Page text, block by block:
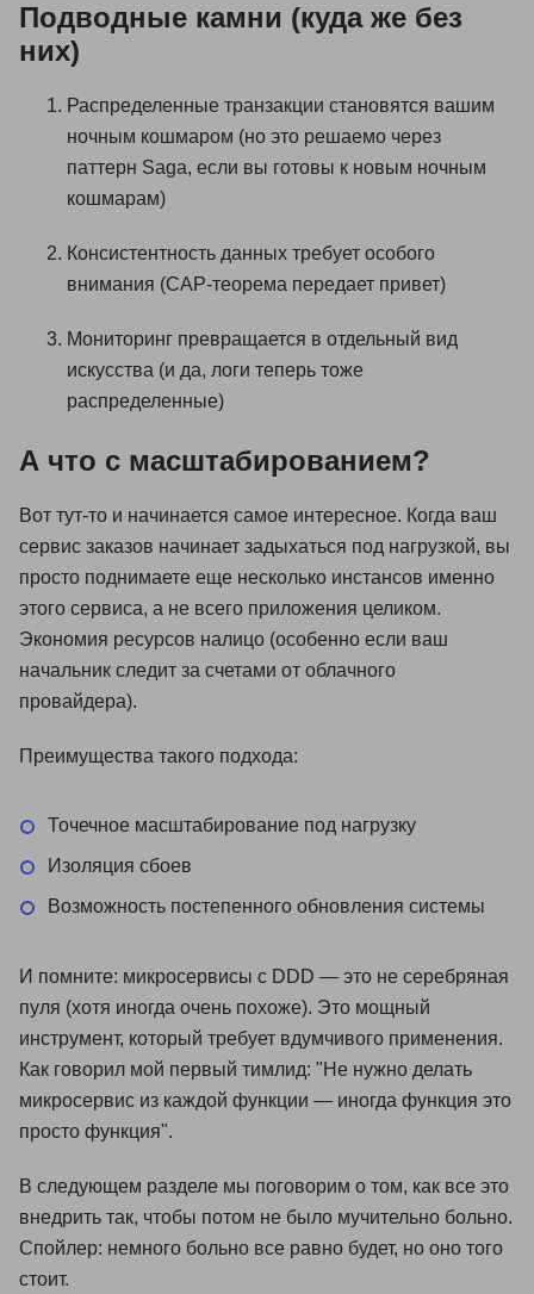
Подводные камни (куда же без
них)
Распределенные транзакции становятся вашим
ночным кошмаром (но это решаемо через
паттерн Saga, если вы готовы к новым ночным
кошмарам)
Консистентность данных требует особого
внимания (CAP-теорема передает привет)
Мониторинг превращается в отдельный вид
искусства (и да, логи теперь тоже
распределенные)
А что с масштабированием?
Вот тут-то и начинается самое интересное. Когда ваш
сервис заказов начинает задыхаться под нагрузкой, вы
просто поднимаете еще несколько инстансов именно
этого сервиса, а не всего приложения целиком.
Экономия ресурсов налицо (особенно если ваш
начальник следит за счетами от облачного
провайдера).
Преимущества такого подхода:
Точечное масштабирование под нагрузку
Изоляция сбоев
Возможность постепенного обновления системы
И помните: микросервисы с DDD — это не серебряная
пуля (хотя иногда очень похоже). Это мощный
инструмент, который требует вдумчивого применения.
Как говорил мой первый тимлид: "Не нужно делать
микросервис из каждой функции — иногда функция это
просто функция".
В следующем разделе мы поговорим о том, как все это
внедрить так, чтобы потом не было мучительно больно.
Спойлер: немного больно все равно будет, но оно того
стоит.